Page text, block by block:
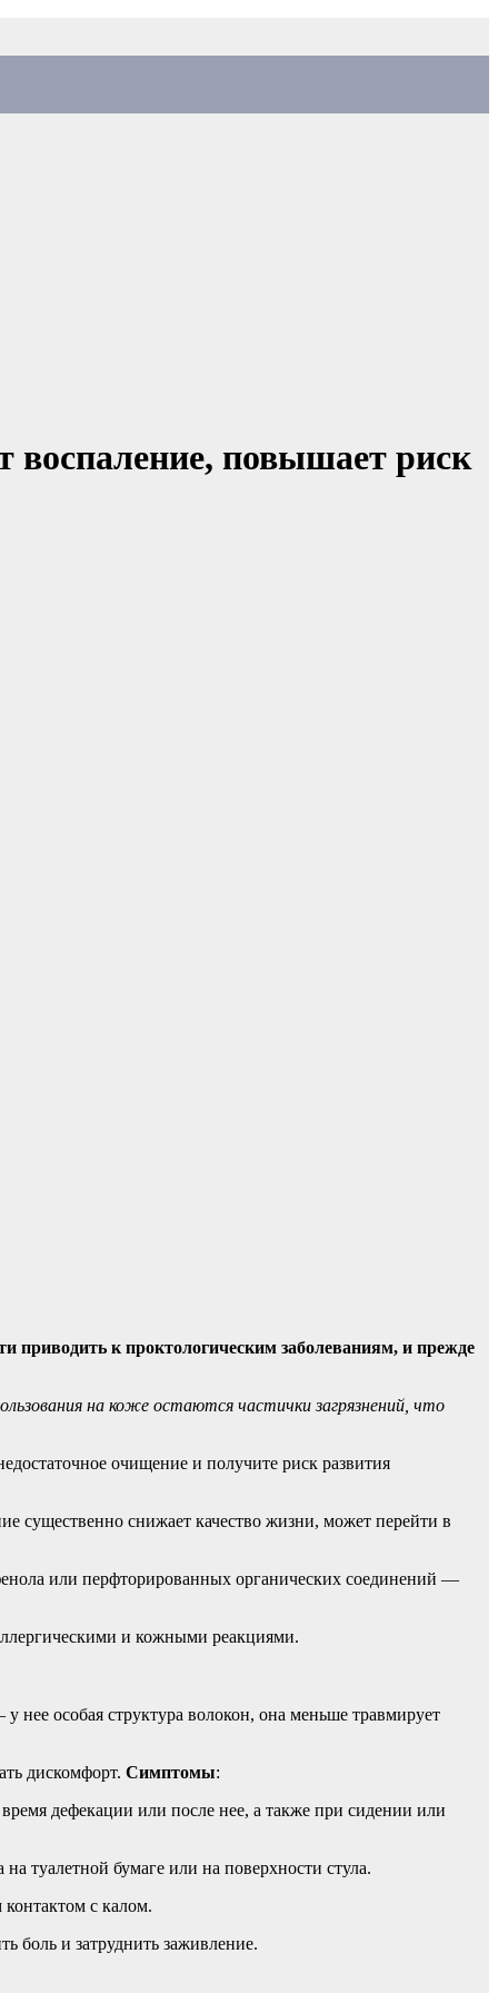
воспаление, повышает риск
приводить к проктологическим заболеваниям, и прежде
на коже остаются частички загрязнений, что
очищение и получите риск развития
существенно снижает качество жизни, может перейти в
или перфторированных органических соединений —
и кожными реакциями.
особая структура волокон, она меньше травмирует
дискомфорт. Симптомы:
дефекации или после нее, а также при сидении или
туалетной бумаге или на поверхности стула.
с калом.
боль и затруднить заживление.